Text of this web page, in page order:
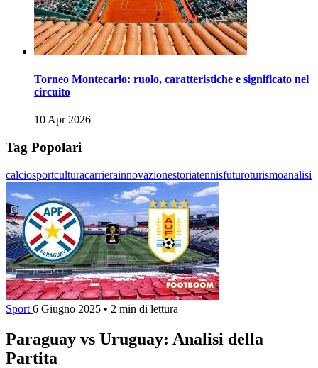
Torneo Montecarlo: ruolo, caratteristiche e significato nel
circuito
10 Apr 2026
Tag Popolari
calciosportculturacarrierainnovazionestoriatennisfuturoturismoanalisi
Sport 6 Giugno 2025 • 2 min di lettura
Paraguay vs Uruguay: Analisi della
Partita